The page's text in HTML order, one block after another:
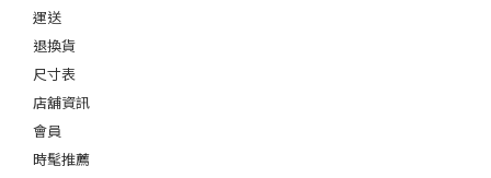
運送
退換貨
尺寸表
店舖資訊
會員
時髦推薦